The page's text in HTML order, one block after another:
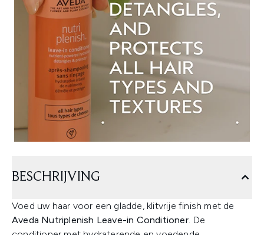
BESCHRIJVING
Voed uw haar voor een gladde, klitvrije finish met de
Aveda Nutriplenish Leave-in Conditioner. De